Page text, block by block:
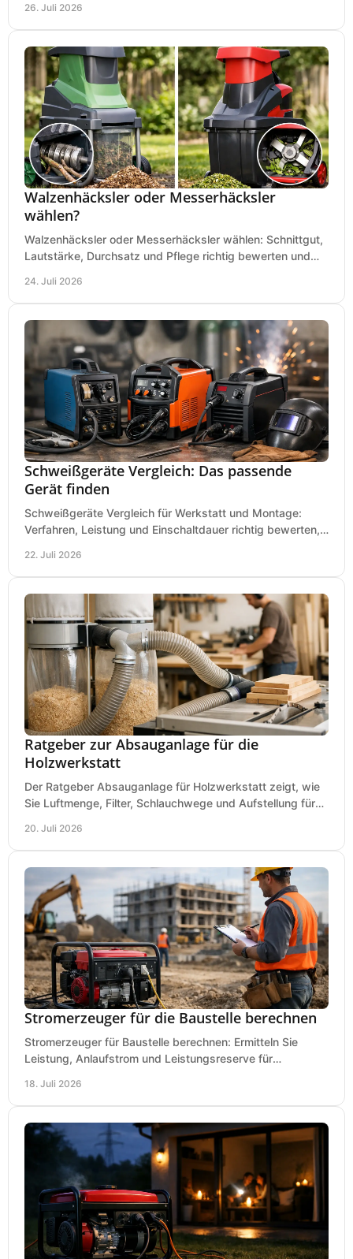
26. Juli 2026
Walzenhäcksler oder Messerhäcksler
wählen?
Walzenhäcksler oder Messerhäcksler wählen: Schnittgut,
Lautstärke, Durchsatz und Pflege richtig bewerten und
24. Juli 2026
Schweißgeräte Vergleich: Das passende
Gerät finden
Schweißgeräte Vergleich für Werkstatt und Montage:
Verfahren, Leistung und Einschaltdauer richtig bewerten,
22. Juli 2026
Ratgeber zur Absauganlage für die
Holzwerkstatt
Der Ratgeber Absauganlage für Holzwerkstatt zeigt, wie
Sie Luftmenge, Filter, Schlauchwege und Aufstellung für
20. Juli 2026
Stromerzeuger für die Baustelle berechnen
Stromerzeuger für Baustelle berechnen: Ermitteln Sie
Leistung, Anlaufstrom und Leistungsreserve für
18. Juli 2026